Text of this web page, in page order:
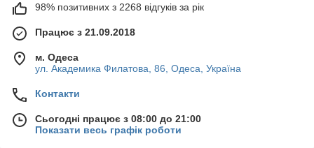
98% позитивних з 2268 відгуків за рік
Працює з 21.09.2018
м. Одеса
ул. Академика Филатова, 86, Одеса, Україна
Контакти
Сьогодні працює з 08:00 до 21:00
Показати весь графік роботи